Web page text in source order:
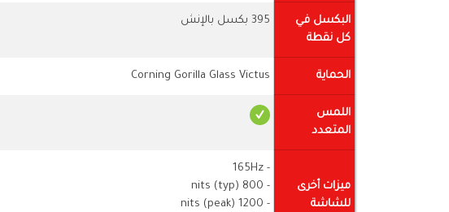
البكسل في
كل نقطة
395 بكسل بالإنش
الحماية Corning Gorilla Glass Victus
اللمس
المتعدد
ميزات أخرى
للشاشة
- 165Hz
- 800 nits (typ)
- 1200 nits (peak)